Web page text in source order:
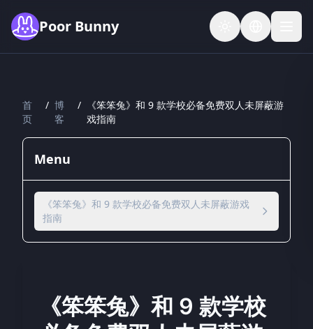
Poor Bunny
首
页
/ 博
客
/
《笨笨兔》和 9 款学校必备免费双人未屏蔽游
戏指南
Menu
《笨笨兔》和 9 款学校必备免费双人未屏蔽游戏
指南
《笨笨兔》和 9 款学校